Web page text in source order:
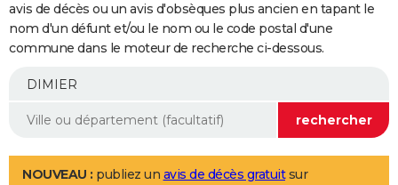
Retraite
Epargne
Immobilier
Risques naturels par ville
Banque
Assurance
AUTO
Essais
Réserver un essai
Citadines
Berlines
SUV
Forum auto
+
Mobiles
Meilleur smartphone
Internet
Ordinateurs
Jeux vidéo
Guide high-tech
Aménagement intérieur
LIFESTYLE
avis de décès ou un avis d'obsèques plus ancien en tapant le
nom d'un défunt et/ou le nom ou le code postal d'une
commune dans le moteur de recherche ci-dessous.
NOUVEAU : publiez un avis de décès gratuitsur